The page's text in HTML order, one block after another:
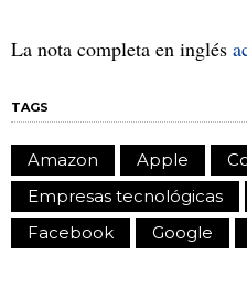
La nota completa en inglés
TAGS
Amazon Apple
Empresas tecnológicas
Facebook
Google